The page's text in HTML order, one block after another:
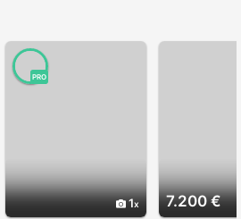
1
PRO
7.200 €